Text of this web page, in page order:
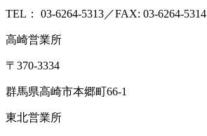
TEL： 03-6264-5313／FAX: 03-6264-5314
高崎営業所
〒370-3334
群馬県高崎市本郷町66-1
東北営業所